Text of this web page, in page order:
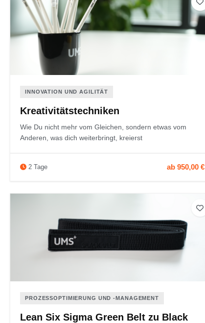
INNOVATION UND AGILITÄT
Kreativitätstechniken
Wie Du nicht mehr vom Gleichen, sondern etwas vom
Anderen, was dich weiterbringt, kreierst
2 Tage ab 950,00 €
PROZESSOPTIMIERUNG UND ‑MANAGEMENT
Lean Six Sigma Green Belt zu Black